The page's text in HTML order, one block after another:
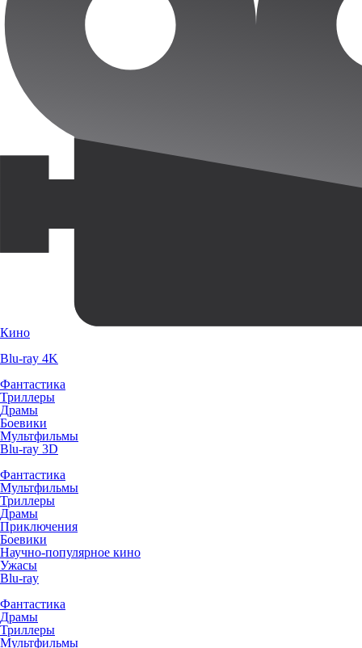
Кино
Blu-ray 4K
Фантастика
Триллеры
Драмы
Боевики
Мультфильмы
Blu-ray 3D
Фантастика
Мультфильмы
Триллеры
Драмы
Приключения
Боевики
Научно-популярное кино
Ужасы
Blu-ray
Фантастика
Драмы
Триллеры
Мультфильмы